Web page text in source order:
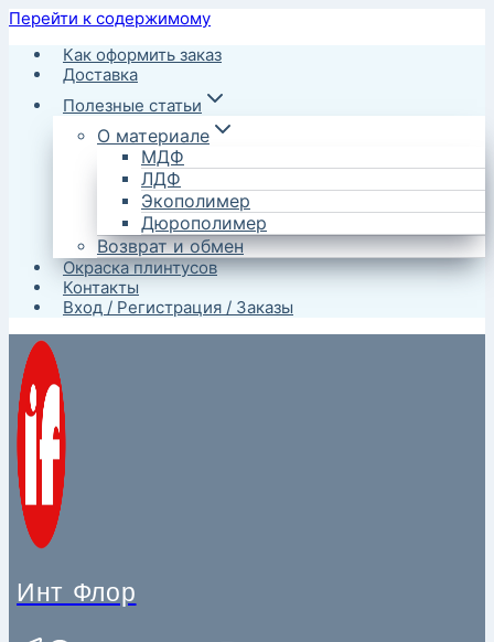
Перейти к содержимому
Как оформить заказ
Доставка
Полезные статьи
О материале
МДФ
ЛДФ
Экополимер
Дюрополимер
Возврат и обмен
Окраска плинтусов
Контакты
Вход / Регистрация / Заказы
Инт Флор